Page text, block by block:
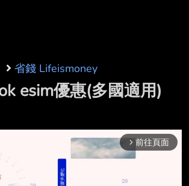
省錢 Lifeismoney
esim優惠(多國適用)
arrow_forward_ios 前往頁面